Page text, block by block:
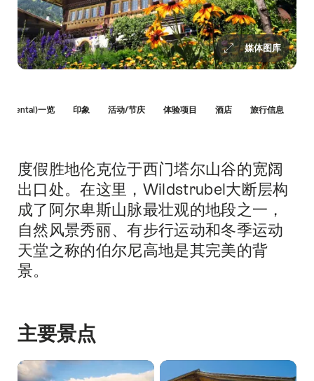
媒体图库
一览 印象 活动/节庆 体验项目 酒店 旅行信息
简
介
度假胜地伦克位于西门塔尔山谷的宽阔
出口处。在这里，Wildstrubel大断层构
成了阿尔卑斯山脉最壮观的地段之一，
自然风景秀丽、有步行运动和冬季运动
天堂之称的伯尔尼高地是其完美的背
景。
主要景点